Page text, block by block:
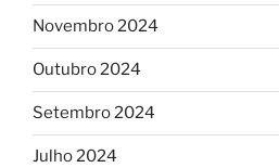
Novembro 2024
Outubro 2024
Setembro 2024
Julho 2024